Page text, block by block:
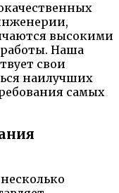
высокими
Наша
свои
наилучших
самых